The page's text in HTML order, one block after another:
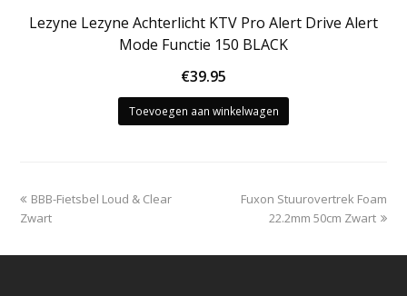
Lezyne Lezyne Achterlicht KTV Pro Alert Drive Alert
Mode Functie 150 BLACK
€39.95
Toevoegen aan winkelwagen
previous
post:
BBB-Fietsbel Loud & Clear
Zwart
next
post:
Fuxon Stuurovertrek Foam
22.2mm 50cm Zwart